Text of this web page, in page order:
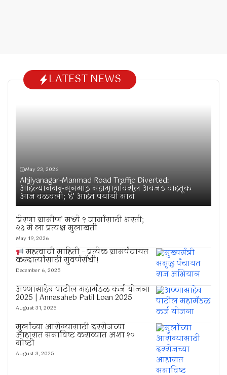
LATEST NEWS
May 23, 2026
Ahilyanagar-Manmad Road Traffic Diverted:
अहिल्यानगर-मनमाड महामार्गावरील अवजड वाहतूक
आज वळवली; ‘हे’ आहेत पर्यायी मार्ग
‘प्रेरणा ग्रामीण’ मध्ये ९ जागांसाठी भरती;
२३ मे ला प्रत्यक्ष मुलाखती
May 19, 2026
महत्वाची माहिती – प्रत्येक ग्रामपंचायत
करदात्यांसाठी सुवर्णसंधी!
December 6, 2025
अण्णासाहेब पाटील महामंडळ कर्ज योजना
2025 | Annasaheb Patil Loan 2025
August 31, 2025
मुलांच्या आरोग्यासाठी दररोजच्या
आहारात समाविष्ट कराव्यात अशा १०
गोष्टी
August 3, 2025